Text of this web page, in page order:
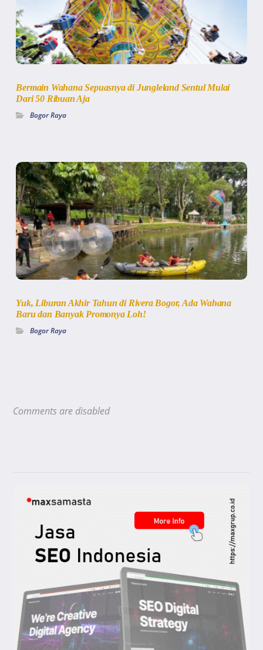
Bermain Wahana Sepuasnya di Jungleland Sentul Mulai
Dari 50 Ribuan Aja
Bogor Raya
Yuk, Liburan Akhir Tahun di Rivera Bogor, Ada Wahana
Baru dan Banyak Promonya Loh!
Bogor Raya
Comments are disabled